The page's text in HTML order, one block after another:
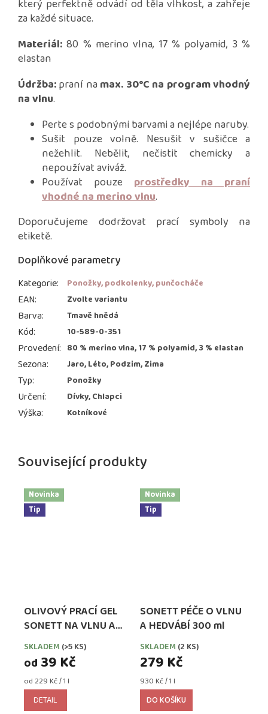
Související produkty
Novinka
Tip
OLIVOVÝ PRACÍ GEL
SONETT NA VLNU A
HEDVÁBÍ
SKLADEM (>5 KS)
od 39 Kč
Měrná
cena:
od 229 Kč / 1 l
DETAIL
Novinka
Tip
SONETT PÉČE O VLNU
A HEDVÁBÍ 300 ml
SKLADEM (2 KS)
279 Kč
Měrná
cena:
930 Kč / 1 l
DO KOŠÍKU
který perfektně odvádí od těla vlhkost, a zahřeje
za každé situace.
Materiál:80 % merino vlna, 17 % polyamid, 3 %
elastan
Údržba:praní namax. 30°C na program vhodný
na vlnu.
Perte s podobnými barvami a nejlépe naruby.
Sušit pouze volně. Nesušit v sušičce a
nežehlit. Nebělit, nečistit chemicky a
nepoužívat aviváž.
Používat pouze prostředky na praní
vhodné na merino vlnu.
Doporučujeme dodržovat prací symboly na
etiketě.
Doplňkové parametry
Kategorie: Ponožky, podkolenky, punčocháče
EAN: Zvolte variantu
Barva: Tmavě hnědá
Kód: 10-589-0-351
Provedení: 80 % merino vlna, 17 % polyamid, 3 % elastan
Sezona: Jaro, Léto, Podzim, Zima
Typ: Ponožky
Určení: Dívky, Chlapci
Výška: Kotníkové